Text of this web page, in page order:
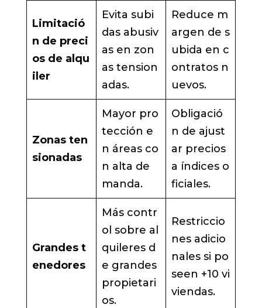
Limitació
n de preci
os de alqu
iler
Evita subi
das abusiv
as en zon
as tension
adas.
Reduce m
argen de s
ubida en c
ontratos n
uevos.
Zonas ten
sionadas
Mayor pro
tección e
n áreas co
n alta de
manda.
Obligació
n de ajust
ar precios
a índices o
ficiales.
Grandes t
enedores
Más contr
ol sobre al
quileres d
e grandes
propietari
os.
Restriccio
nes adicio
nales si po
seen +10 vi
viendas.